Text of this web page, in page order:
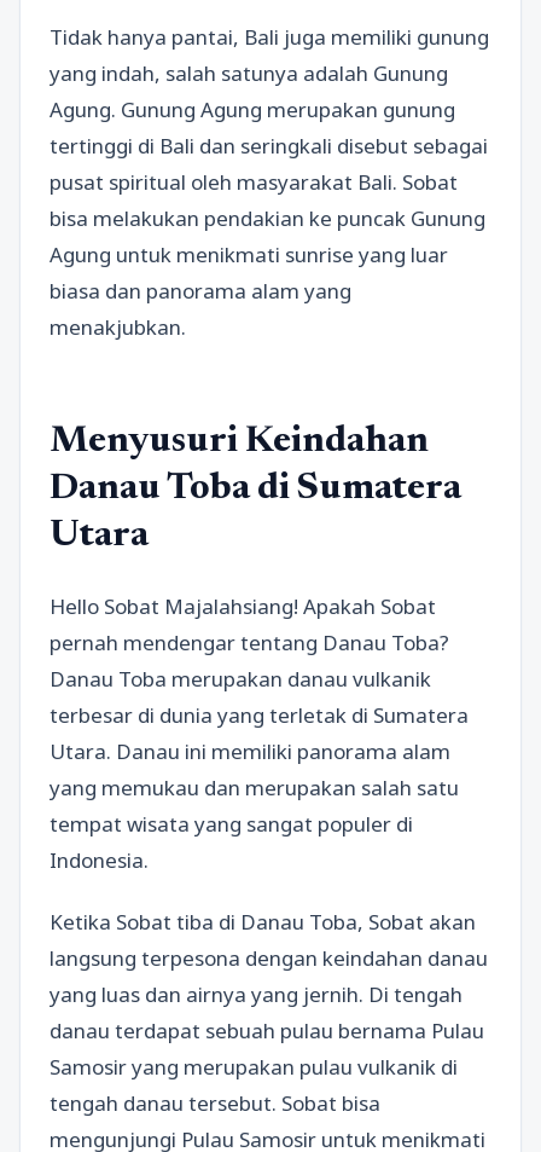
Tidak hanya pantai, Bali juga memiliki gunung
yang indah, salah satunya adalah Gunung
Agung. Gunung Agung merupakan gunung
tertinggi di Bali dan seringkali disebut sebagai
pusat spiritual oleh masyarakat Bali. Sobat
bisa melakukan pendakian ke puncak Gunung
Agung untuk menikmati sunrise yang luar
biasa dan panorama alam yang
menakjubkan.
Menyusuri Keindahan
Danau Toba di Sumatera
Utara
Hello Sobat Majalahsiang! Apakah Sobat
pernah mendengar tentang Danau Toba?
Danau Toba merupakan danau vulkanik
terbesar di dunia yang terletak di Sumatera
Utara. Danau ini memiliki panorama alam
yang memukau dan merupakan salah satu
tempat wisata yang sangat populer di
Indonesia.
Ketika Sobat tiba di Danau Toba, Sobat akan
langsung terpesona dengan keindahan danau
yang luas dan airnya yang jernih. Di tengah
danau terdapat sebuah pulau bernama Pulau
Samosir yang merupakan pulau vulkanik di
tengah danau tersebut. Sobat bisa
mengunjungi Pulau Samosir untuk menikmati